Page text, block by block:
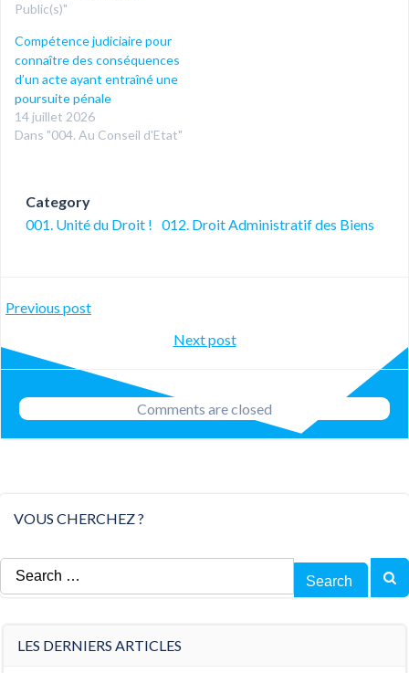
Public(s)"
Compétence judiciaire pour
connaître des conséquences
d’un acte ayant entraîné une
poursuite pénale
14 juillet 2026
Dans "004. Au Conseil d'Etat"
Category
001. Unité du Droit ! 012. Droit Administratif des Biens
Post
navigation
Previous post
Post
navigation
Next post
Comments are closed
VOUS CHERCHEZ ?
Search
for:
LES DERNIERS ARTICLES